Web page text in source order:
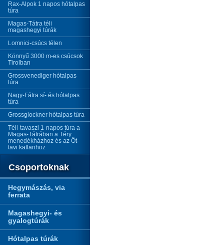
Rax-Alpok 1 napos hótalpas
túra
Magas-Tátra téli
magashegyi túrák
Lomnici-csúcs télen
Könnyű 3000 m-es csúcsok
Tirolban
Grossvenediger hótalpas
túra
Nagy-Fátra sí- és hótalpas
túra
Grossglockner hótalpas túra
Téli-tavaszi 1-napos túra a
Magas-Tátrában a Téry
menedékházhoz és az Öt-
tavi katlanhoz
Csoportoknak
Hegymászás, via
ferrata
Magashegyi- és
gyalogtúrák
Hótalpas túrák